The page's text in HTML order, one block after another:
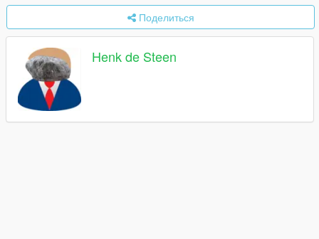
Поделиться
Henk de Steen